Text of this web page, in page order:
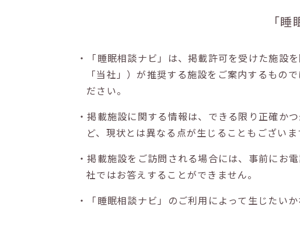
「
・「睡眠相談ナビ」は、掲載許可を受けた施設
「当社」）が推奨する施設をご案内するもの
ださい。
・掲載施設に関する情報は、できる限り正確か
ど、現状とは異なる点が生じることもございま
・掲載施設をご訪問される場合には、事前にお
社ではお答えすることができません。
・「睡眠相談ナビ」のご利用によって生じたい